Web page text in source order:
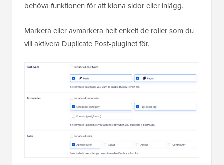
behöva funktionen för att klona sidor eller inlägg.
Markera eller avmarkera helt enkelt de roller som du
vill aktivera Duplicate Post-pluginet för.